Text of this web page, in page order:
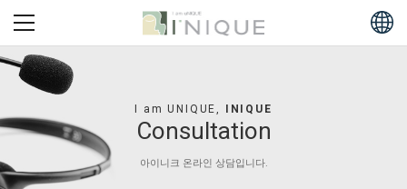
I am UNIQUE, INIQUE
Consultation
아이니크 온라인 상담입니다.